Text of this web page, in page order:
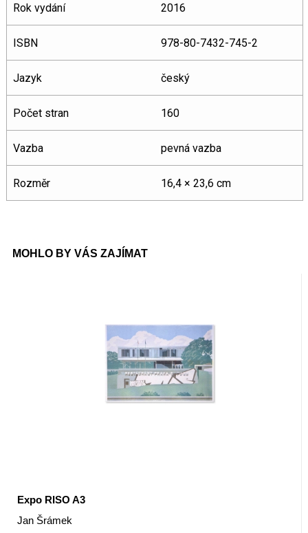
Rok vydání 2016
ISBN 978-80-7432-745-2
Jazyk český
Počet stran 160
Vazba pevná vazba
Rozměr 16,4 × 23,6 cm
MOHLO BY VÁS ZAJÍMAT
Expo RISO A3
Jan Šrámek